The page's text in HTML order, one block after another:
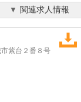
関連求人情報
紫台２番８号